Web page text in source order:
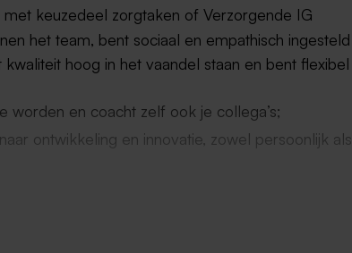
keuzedeel zorgtaken of Verzorgende IG
het team, bent sociaal en empathisch ingesteld
hoog in het vaandel staan en bent flexibel
worden en coacht zelf ook je collega’s;
ontwikkeling en innovatie, zowel persoonlijk als